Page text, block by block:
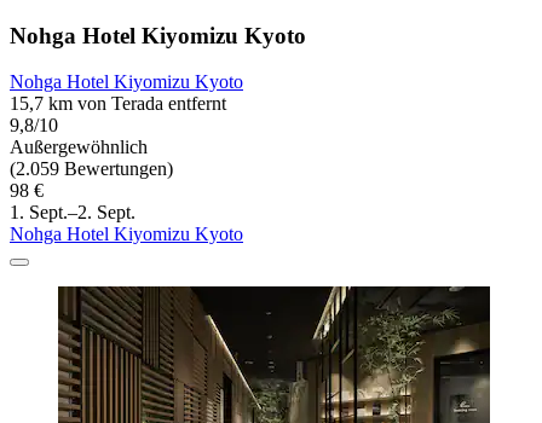
Nohga Hotel Kiyomizu Kyoto
Nohga Hotel Kiyomizu Kyoto
15,7 km von Terada entfernt
9,8/10
Außergewöhnlich
(2.059 Bewertungen)
98 €
1. Sept.–2. Sept.
Nohga Hotel Kiyomizu Kyoto